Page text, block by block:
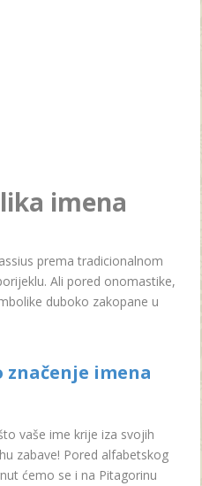
imena
prema tradicionalnom
Ali pored onomastike,
duboko zakopane u
značenje imena
vaše ime krije iza svojih
zabave! Pored alfabetskog
ćemo se i na Pitagorinu